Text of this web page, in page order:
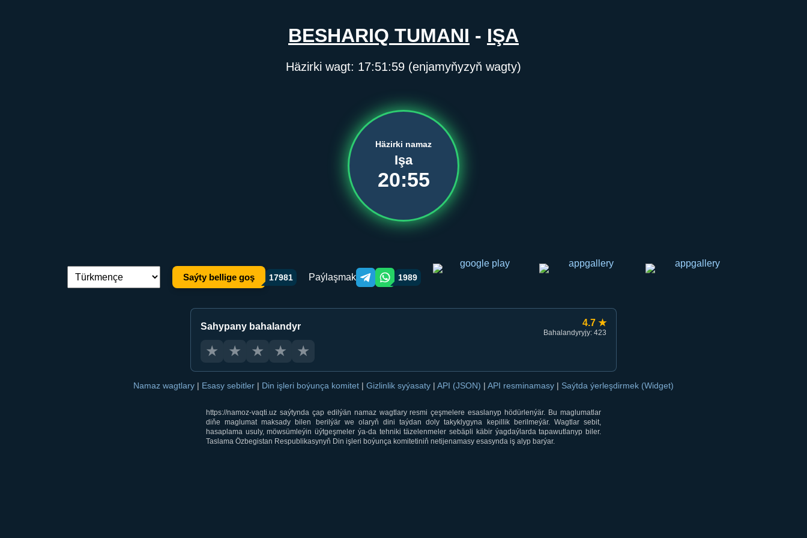
BESHARIQ TUMANI - IŞA
Häzirki wagt: 17:51:59 (enjamyňyzyň wagty)
Häzirki namaz
Işa
20:55
Dil çalşyryş: Saýty bellige goş 17981 Paýlaşmak Telegram orqali ulashish
WhatsApp orqali ulashish
1989
Sahypany bahalandyr 4.7 ★
Bahalandyryjy: 423
★ ★ ★ ★ ★
Namaz wagtlary | Esasy sebitler | Din işleri boýunça komitet | Gizlinlik syýasaty | API (JSON) | API resminamasy | Saýtda ýerleşdirmek (Widget)
https://namoz-vaqti.uz saýtynda çap edilýän namaz wagtlary resmi çeşmelere esaslanyp hödürlenýär. Bu maglumatlar
diňe maglumat maksady bilen berilýär we olaryň dini taýdan doly takyklygyna kepillik berilmeýär. Wagtlar sebit,
hasaplama usuly, möwsümleýin üýtgeşmeler ýa-da tehniki täzelenmeler sebäpli käbir ýagdaýlarda tapawutlanyp biler.
Taslama Özbegistan Respublikasynyň Din işleri boýunça komitetiniň netijenamasy esasynda iş alyp barýar.